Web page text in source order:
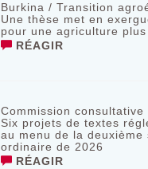
Burkina / Transition
Une thèse met en
pour une agriculture
RÉAGIR
Commission
Six projets de textes
au menu de la deuxième
ordinaire de 2026
RÉAGIR